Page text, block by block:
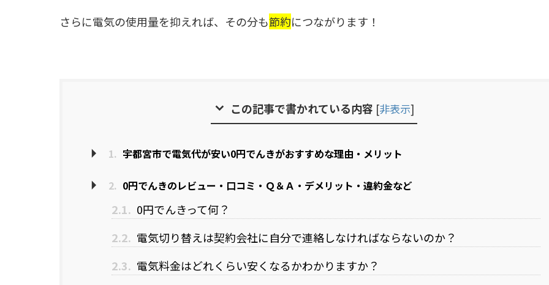
さらに電気の使用量を抑えれば、その分も節約につながります！
この記事で書かれている内容 [非表示]
1. 宇都宮市で電気代が安い0円でんきがおすすめな理由・メリット
2. 0円でんきのレビュー・口コミ・Ｑ＆Ａ・デメリット・違約金など
2.1. 0円でんきって何？
2.2. 電気切り替えは契約会社に自分で連絡しなければならないのか？
2.3. 電気料金はどれくらい安くなるかわかりますか？